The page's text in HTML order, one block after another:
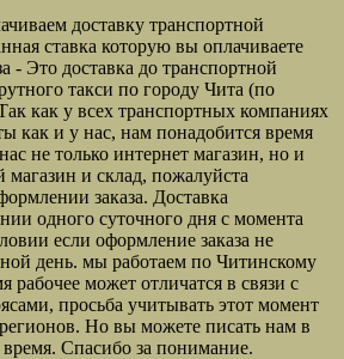
доставку транспортной
ставка которую вы оплачиваете
- Это доставка до транспортной
такси по городу Чита (по
как у всех транспортных компаниях
как и у нас, нам понадобится время
не только интернет магазин, но и
и склад, пожалуйста
заказа. Доставка
одного суточного дня с момента
если оформление заказа не
день. мы работаем по Читинскому
рабочее может отличатся в связи с
просьба учитывать этот момент
Но вы можете писать нам в
Спасибо за понимание.